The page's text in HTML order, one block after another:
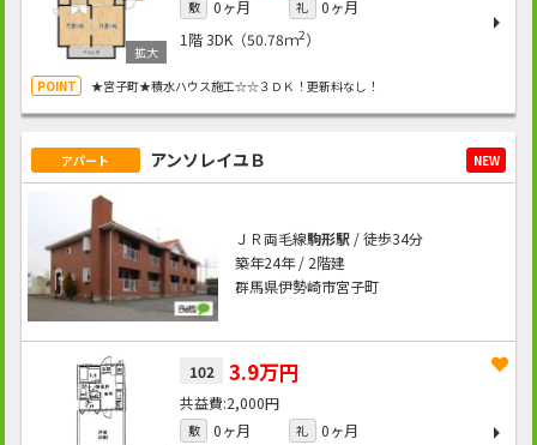
敷 0ヶ月 礼
0ヶ月
1階3DK（50.78ｍ2）
★宮子町★積水ハウス施工☆☆３ＤＫ！更新料なし！
アパート アンソレイユＢ NEW
ＪＲ両毛線駒形駅/ 徒歩34分
築年24年 / 2階建
群馬県伊勢崎市宮子町
102 3.9万円
2,000円
敷 0ヶ月 礼
0ヶ月